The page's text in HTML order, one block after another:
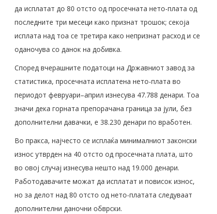
да исплатат до 80 отсто од просечната нето-плата од
последните три месеци како признат трошок; секоја
исплата над тоа се третира како непризнат расход и се
оданочува со данок на добивка.
Според вчерашните податоци на Државниот завод за
статистика, просечната исплатена нето-плата во
периодот февруари–април изнесува 47.788 денари. Тоа
значи дека горната препорачана граница за јули, без
дополнителни давачки, е 38.230 денари по вработен.
Во пракса, најчесто се исплаќа минималниот законски
износ утврден на 40 отсто од просечната плата, што
во овој случај изнесува нешто над 19.000 денари.
Работодавачите можат да исплатат и повисок износ,
но за делот над 80 отсто од нето-платата следуваат
дополнителни даночни обврски.